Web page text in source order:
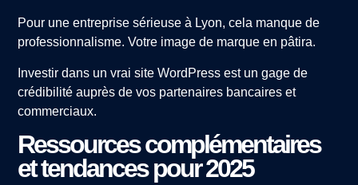
Pour une entreprise sérieuse à Lyon, cela manque de
professionnalisme. Votre image de marque en pâtira.
Investir dans un vrai site WordPress est un gage de
crédibilité auprès de vos partenaires bancaires et
commerciaux.
Ressources complémentaires
et tendances pour 2025